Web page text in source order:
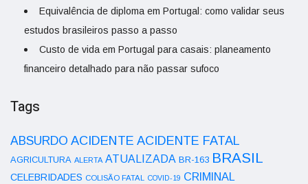
Equivalência de diploma em Portugal: como validar seus
estudos brasileiros passo a passo
Custo de vida em Portugal para casais: planeamento
financeiro detalhado para não passar sufoco
Tags
ABSURDO ACIDENTE ACIDENTE FATAL
AGRICULTURA ALERTA ATUALIZADA BR-163 BRASIL
CELEBRIDADES COLISÃO FATAL COVID-19 CRIMINAL